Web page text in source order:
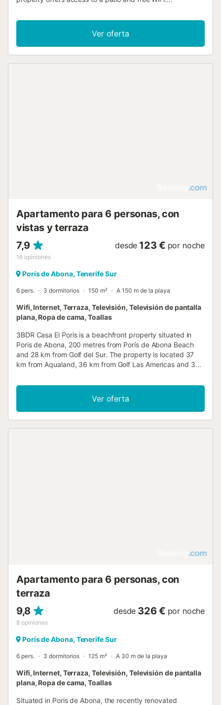
Ver oferta
Apartamento para 6 personas, con
vistas y terraza
7,9
16 opiniones
desde 123 € por noche
Porís de Abona, Tenerife Sur
6 pers. 3 dormitorios 150 m² A 150 m de la playa
Wifi, Internet, Terraza, Televisión, Televisión de pantalla
plana, Ropa de cama, Toallas
3BDR Casa El Poris is a beachfront property situated in
Poris de Abona, 200 metres from Porís de Abona Beach
and 28 km from Golf del Sur. The property is located 37
km from Aqualand, 36 km from Golf Las Americas and 37
Ver oferta
Apartamento para 6 personas, con
terraza
9,8
8 opiniones
desde 326 € por noche
Porís de Abona, Tenerife Sur
6 pers. 3 dormitorios 125 m² A 30 m de la playa
Wifi, Internet, Terraza, Televisión, Televisión de pantalla
plana, Ropa de cama, Toallas
Situated in Poris de Abona, the recently renovated